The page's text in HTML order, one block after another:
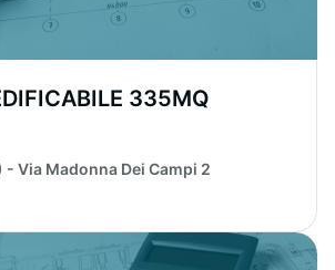
335MQ
- Via Madonna Dei Campi 2